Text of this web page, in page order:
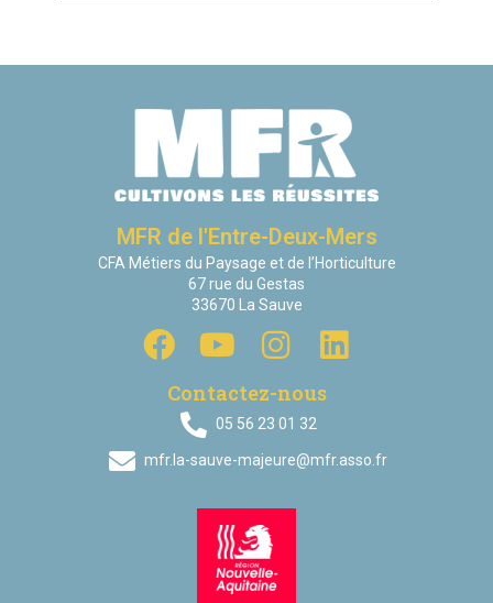
MFR de l'Entre-Deux-Mers
CFA Métiers du Paysage et de l’Horticulture
67 rue du Gestas
33670 La Sauve
Contactez-nous
05 56 23 01 32
mfr.la-sauve-majeure@mfr.asso.fr